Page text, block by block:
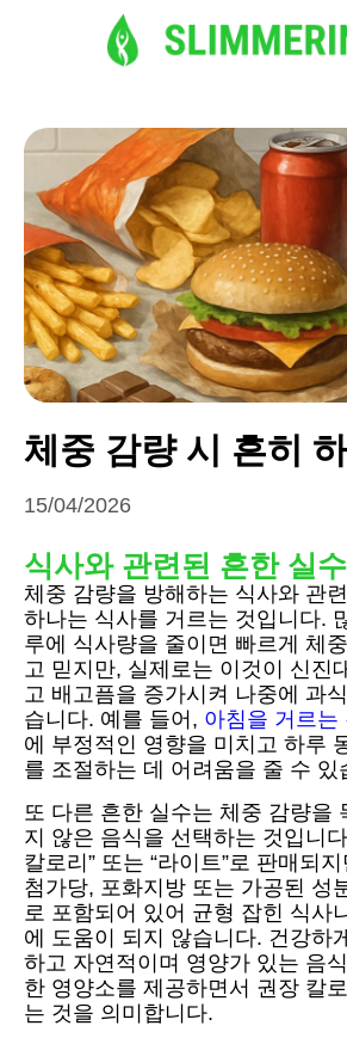
체중 감량 시 흔히
15/04/2026
식사와 관련된 흔한 실수
체중 감량을 방해하는 식사와 관
하나는 식사를 거르는 것입니다.
루에 식사량을 줄이면 빠르게 체
고 믿지만, 실제로는 이것이 신진
고 배고픔을 증가시켜 나중에 과
습니다. 예를 들어, 아침을 거르는
에 부정적인 영향을 미치고 하루
를 조절하는 데 어려움을 줄 수 있
또 다른 흔한 실수는 체중 감량을
지 않은 음식을 선택하는 것입니
칼로리” 또는 “라이트”로 판매되
첨가당, 포화지방 또는 가공된 성
로 포함되어 있어 균형 잡힌 식사
에 도움이 되지 않습니다. 건강하
하고 자연적이며 영양가 있는 음
한 영양소를 제공하면서 권장 칼
는 것을 의미합니다.